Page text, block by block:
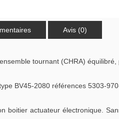
Avis (0)
tournant (CHRA) équilibré,
BV45-2080 références 5303-
boitier actuateur électronique.